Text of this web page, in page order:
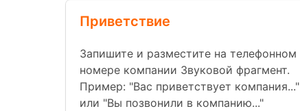
Приветствие
Запишите и разместите на телефонном
номере компании Звуковой фрагмент.
Пример: "Вас приветствует компания..."
или "Вы позвонили в компанию..."